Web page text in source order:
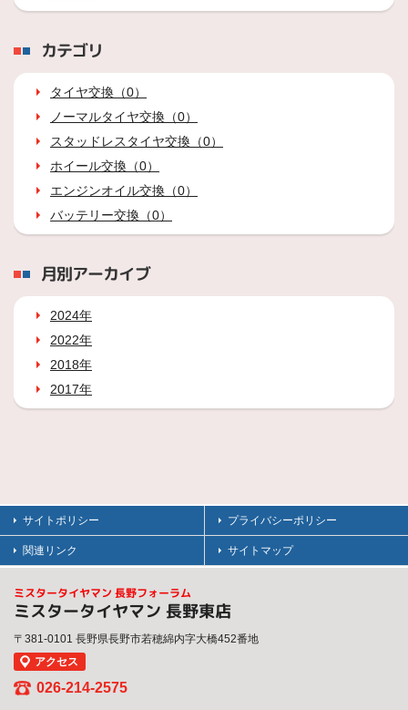
カテゴリ
タイヤ交換（0）
ノーマルタイヤ交換（0）
スタッドレスタイヤ交換（0）
ホイール交換（0）
エンジンオイル交換（0）
バッテリー交換（0）
月別アーカイブ
2024年
2022年
2018年
2017年
サイトポリシー プライバシーポリシー
関連リンク サイトマップ
ミスタータイヤマン 長野フォーラム
ミスタータイヤマン 長野東店
〒381-0101 長野県長野市若穂綿内字大橋452番地
アクセス
026-214-2575